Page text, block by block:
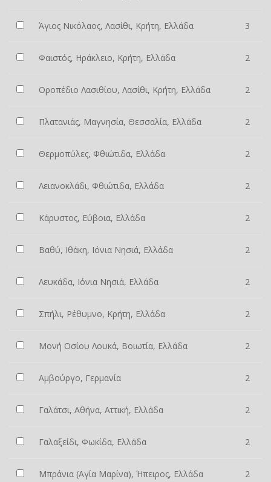
Άγιος Νικόλαος, Λασίθι, Κρήτη, Ελλάδα 3
Φαιστός, Ηράκλειο, Κρήτη, Ελλάδα 2
Οροπέδιο Λασιθίου, Λασίθι, Κρήτη, Ελλάδα 2
Πλατανιάς, Μαγνησία, Θεσσαλία, Ελλάδα 2
Θερμοπύλες, Φθιώτιδα, Ελλάδα 2
Λειανοκλάδι, Φθιώτιδα, Ελλάδα 2
Κάρυστος, Εύβοια, Ελλάδα 2
Βαθύ, Ιθάκη, Ιόνια Νησιά, Ελλάδα 2
Λευκάδα, Ιόνια Νησιά, Ελλάδα 2
Σπήλι, Ρέθυμνο, Κρήτη, Ελλάδα 2
Μονή Οσίου Λουκά, Βοιωτία, Ελλάδα 2
Αμβούργο, Γερμανία 2
Γαλάτσι, Αθήνα, Αττική, Ελλάδα 2
Γαλαξείδι, Φωκίδα, Ελλάδα 2
Μπράνια (Αγία Μαρίνα), Ήπειρος, Ελλάδα 2